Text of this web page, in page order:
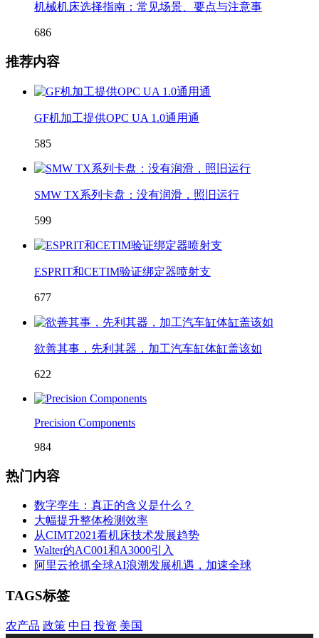
机械机床选择指南：常见场景、要点与注意事
686
推荐内容
GF机加工提供OPC UA 1.0通用通
585
SMW TX系列卡盘：没有润滑，照旧运行
599
ESPRIT和CETIM验证绑定器喷射支
677
欲善其事，先利其器，加工汽车缸体缸盖该如
622
Precision Components
984
热门内容
数字孪生：真正的含义是什么？
大幅提升整体检测效率
从CIMT2021看机床技术发展趋势
Walter的AC001和A3000引入
阿里云抢抓全球AI浪潮发展机遇，加速全球
TAGS标签
农产品 政策 中日 投资 美国